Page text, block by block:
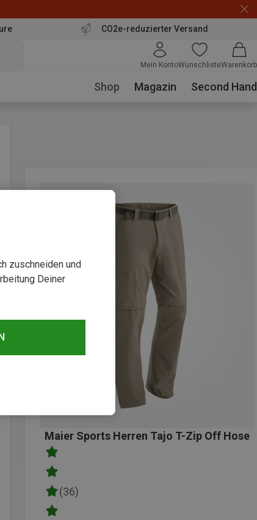
CO2e-reduzierter Versand
Mein KontoWunschlisteWarenkorb
Shop Magazin Second Hand
Maier Sports Herren Tajo T-Zip Off Hose
(36)
zuschneiden und
Deiner